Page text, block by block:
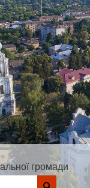
громади